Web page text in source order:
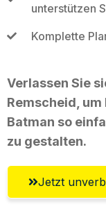
unterstützen
Komplette
Verlassen Sie
Remscheid,
Batman so
zu gestalten.
Jetzt